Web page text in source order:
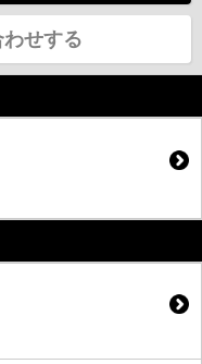
せする